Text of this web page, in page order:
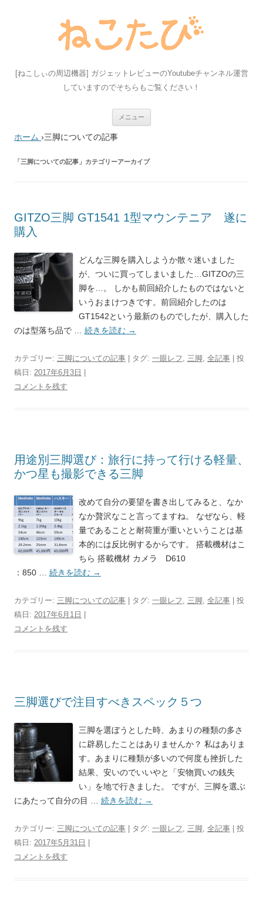
[ねこしぃの周辺機器] ガジェットレビューのYoutubeチャンネル運営
していますのでそちらもご覧ください！
メニュー
ホーム ›三脚についての記事
「三脚についての記事 」カテゴリーアーカイブ
GITZO三脚 GT1541 1型マウンテニア 遂に
購入
どんな三脚を購入しようか散々迷いました
が、ついに買ってしまいました…GITZOの三
脚を…。 しかも前回紹介したものではないと
いうおまけつきです。前回紹介したのは
GT1542という最新のものでしたが、購入した
のは型落ち品で … 続きを読む →
カテゴリー: 三脚についての記事 | タグ: 一眼レフ, 三脚, 全記事 | 投
稿日: 2017年6月3日
コメントを残す
用途別三脚選び：旅行に持って行ける軽量、
かつ星も撮影できる三脚
改めて自分の要望を書き出してみると、なか
なか贅沢なこと言ってますね。 なぜなら、軽
量であることと耐荷重が重いということは基
本的には反比例するからです。 搭載機材はこ
ちら 搭載機材 カメラ D610
：850 … 続きを読む →
カテゴリー: 三脚についての記事 | タグ: 一眼レフ, 三脚, 全記事 | 投
稿日: 2017年6月1日
コメントを残す
三脚選びで注目すべきスペック５つ
三脚を選ぼうとした時、あまりの種類の多さ
に辟易したことはありませんか？ 私はありま
す。あまりに種類が多いので何度も挫折した
結果、安いのでいいやと「安物買いの銭失
い」を地で行きました。 ですが、三脚を選ぶ
にあたって自分の目 … 続きを読む →
カテゴリー: 三脚についての記事 | タグ: 一眼レフ, 三脚, 全記事 | 投
稿日: 2017年5月31日
コメントを残す